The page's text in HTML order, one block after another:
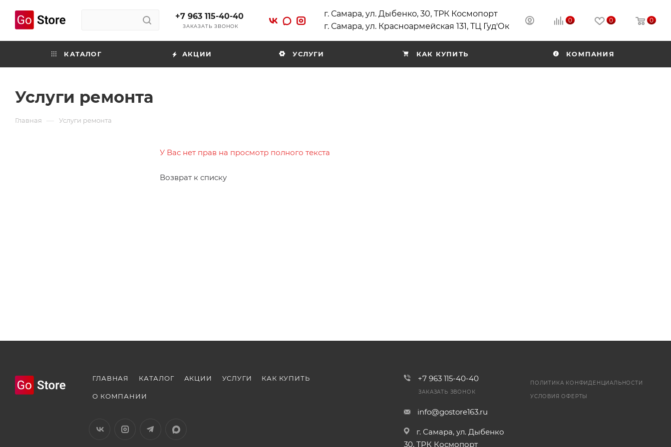
+7 963 115-40-40
ЗАКАЗАТЬ ЗВОНОК
г. Самара, ул. Дыбенко, 30, ТРК Космопорт
г. Самара, ул. Красноармейская 131, ТЦ Гуд'Ок
0 0 0
КАТАЛОГ АКЦИИ УСЛУГИ КАК КУПИТЬ КОМПАНИЯ
Услуги ремонта
Главная — Услуги ремонта
У Вас нет прав на просмотр полного текста
Возврат к списку
ГЛАВНАЯ КАТАЛОГ АКЦИИ УСЛУГИ КАК КУПИТЬ
О КОМПАНИИ
+7 963 115-40-40
ЗАКАЗАТЬ ЗВОНОК
info@gostore163.ru
г. Самара, ул. Дыбенко
30, ТРК Космопорт
ПОЛИТИКА КОНФИДЕНЦИАЛЬНОСТИ
УСЛОВИЯ ОФЕРТЫ